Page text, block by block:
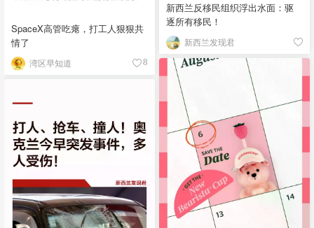
新西兰反移民组织浮出水面：驱
逐所有移民！
新西兰发现君
SpaceX高管吃瘪，打工人狠狠共
情了
湾区早知道 8